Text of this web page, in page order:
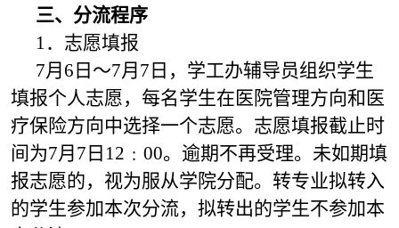
三、分流程序
1．志愿填报
7月6日～7月7日，学工办辅导员组织学生
填报个人志愿，每名学生在医院管理方向和医
疗保险方向中选择一个志愿。志愿填报截止时
间为7月7日12﹕00。逾期不再受理。未如期填
报志愿的，视为服从学院分配。转专业拟转入
的学生参加本次分流，拟转出的学生不参加本